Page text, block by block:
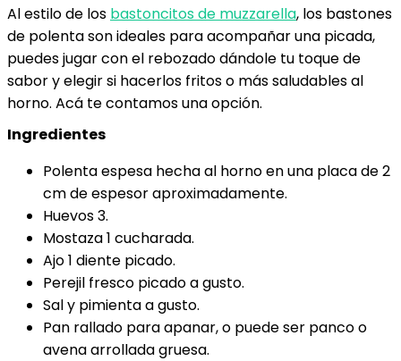
Al estilo de los bastoncitos de muzzarella, los bastones
de polenta son ideales para acompañar una picada,
puedes jugar con el rebozado dándole tu toque de
sabor y elegir si hacerlos fritos o más saludables al
horno. Acá te contamos una opción.
Ingredientes
Polenta espesa hecha al horno en una placa de 2
cm de espesor aproximadamente.
Huevos 3.
Mostaza 1 cucharada.
Ajo 1 diente picado.
Perejil fresco picado a gusto.
Sal y pimienta a gusto.
Pan rallado para apanar, o puede ser panco o
avena arrollada gruesa.